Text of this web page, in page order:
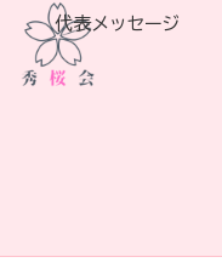
代表メッセージ